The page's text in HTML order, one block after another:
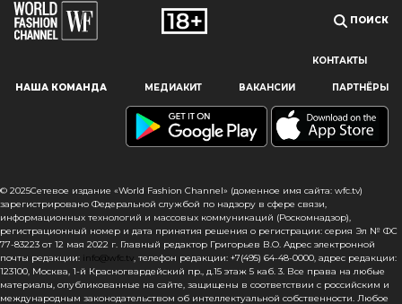
Наш сайт использует файлы cookie и похожие технологии,
пользователям, предоставляя персонализированную
информацию, запоминая предпочтения в области
сайта, вы подтверждаете свое согласие на использование
файлов cookie в соответствии с настоящим уведомлением
в отношении данного типа файлов. Если вы не согласны
с тем, чтобы мы использовали данный тип файлов,
то вы должны соответствующим образом установить
настройки вашего браузера или не использовать сайт wfc.tv
ПОИСК
КОНТАКТЫ
НАША КОМАНДА МЕДИАКИТ ВАКАНСИИ ПАРТНЁРЫ
© 2025Сетевое издание «World Fashion Channel» (доменное имя сайта: wfc.tv)
зарегистрировано Федеральной службой по надзору в сфере связи,
информационных технологий и массовых коммуникаций (Роскомнадзор),
регистрационный номер и дата принятия решения о регистрации: серия Эл № ФС
77-83223 от 12 мая 2022 г. Главный редактор Григорьев В.О. Адрес электронной
почты редакции: info@wfc.tv, телефон редакции: +7(495) 64-48-0000, адрес редакции:
123100, Москва, 1-й Красногвардейский пр., д.15 этаж 5 каб. 3. Все права на любые
материалы, опубликованные на сайте, защищены в соответствии с российским и
международным законодательством об интеллектуальной собственности. Любое